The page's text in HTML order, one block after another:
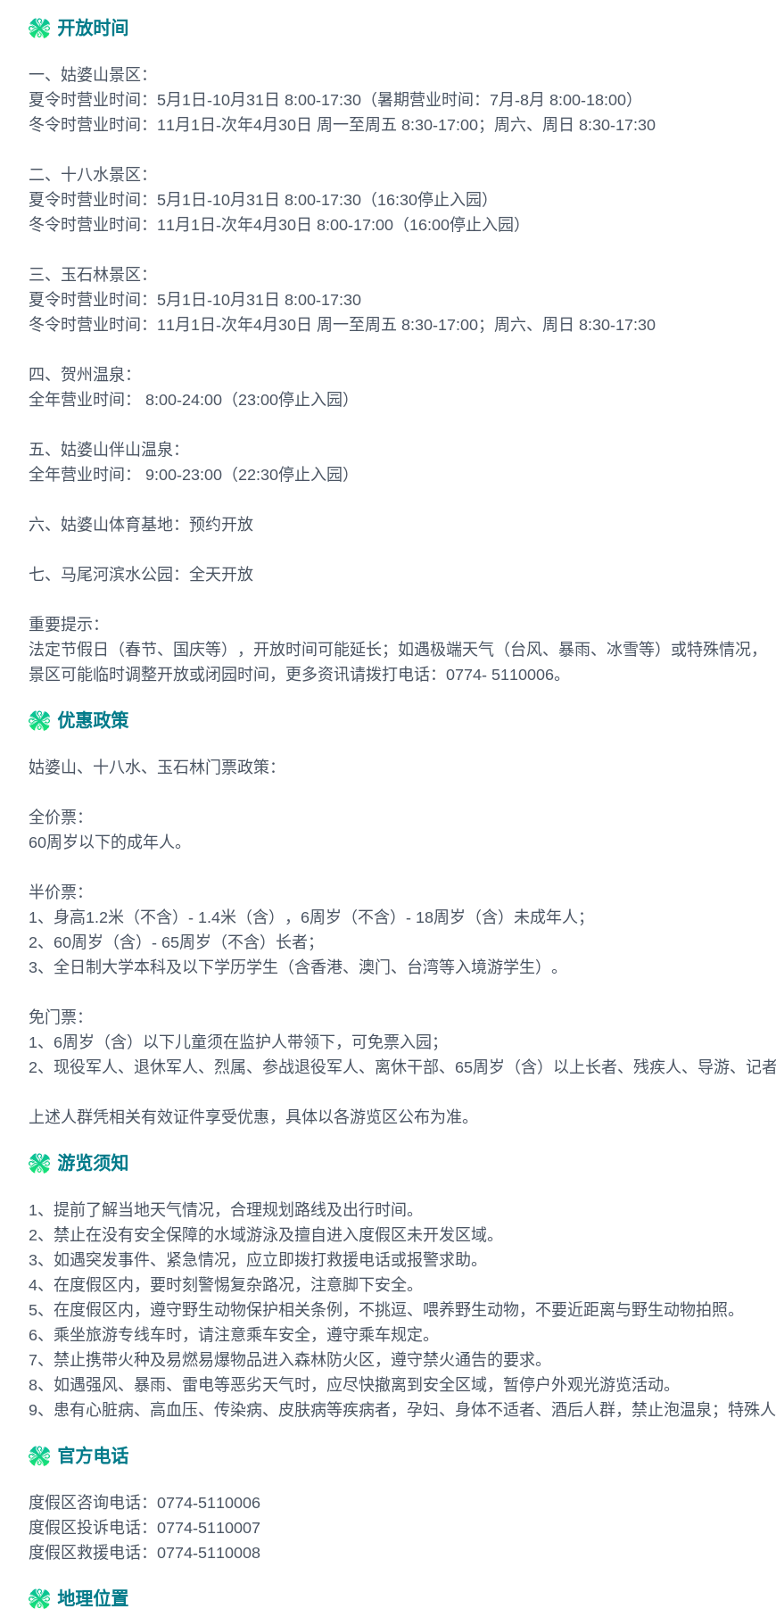
开放时间
一、姑婆山景区：
夏令时营业时间：5月1日-10月31日 8:00-17:30（暑期营业时间：7月-8月 8:00-18:00）
冬令时营业时间：11月1日-次年4月30日 周一至周五 8:30-17:00；周六、周日 8:30-17:30
二、十八水景区：
夏令时营业时间：5月1日-10月31日 8:00-17:30（16:30停止入园）
冬令时营业时间：11月1日-次年4月30日 8:00-17:00（16:00停止入园）
三、玉石林景区：
夏令时营业时间：5月1日-10月31日 8:00-17:30
冬令时营业时间：11月1日-次年4月30日 周一至周五 8:30-17:00；周六、周日 8:30-17:30
四、贺州温泉：
全年营业时间： 8:00-24:00（23:00停止入园）
五、姑婆山伴山温泉：
全年营业时间： 9:00-23:00（22:30停止入园）
六、姑婆山体育基地：预约开放
七、马尾河滨水公园：全天开放
重要提示：
法定节假日（春节、国庆等），开放时间可能延长；如遇极端天气（台风、暴雨、冰雪等）或特殊情况，
景区可能临时调整开放或闭园时间，更多资讯请拨打电话：0774- 5110006。
优惠政策
姑婆山、十八水、玉石林门票政策：
全价票：
60周岁以下的成年人。
半价票：
1、身高1.2米（不含）- 1.4米（含），6周岁（不含）- 18周岁（含）未成年人；
2、60周岁（含）- 65周岁（不含）长者；
3、全日制大学本科及以下学历学生（含香港、澳门、台湾等入境游学生）。
免门票：
1、6周岁（含）以下儿童须在监护人带领下，可免票入园；
2、现役军人、退休军人、烈属、参战退役军人、离休干部、65周岁（含）以上长者、残疾人、导游、记者
上述人群凭相关有效证件享受优惠，具体以各游览区公布为准。
游览须知
1、提前了解当地天气情况，合理规划路线及出行时间。
2、禁止在没有安全保障的水域游泳及擅自进入度假区未开发区域。
3、如遇突发事件、紧急情况，应立即拨打救援电话或报警求助。
4、在度假区内，要时刻警惕复杂路况，注意脚下安全。
5、在度假区内，遵守野生动物保护相关条例，不挑逗、喂养野生动物，不要近距离与野生动物拍照。
6、乘坐旅游专线车时，请注意乘车安全，遵守乘车规定。
7、禁止携带火种及易燃易爆物品进入森林防火区，遵守禁火通告的要求。
8、如遇强风、暴雨、雷电等恶劣天气时，应尽快撤离到安全区域，暂停户外观光游览活动。
9、患有心脏病、高血压、传染病、皮肤病等疾病者，孕妇、身体不适者、酒后人群，禁止泡温泉；特殊
官方电话
度假区咨询电话：0774-5110006
度假区投诉电话：0774-5110007
度假区救援电话：0774-5110008
地理位置